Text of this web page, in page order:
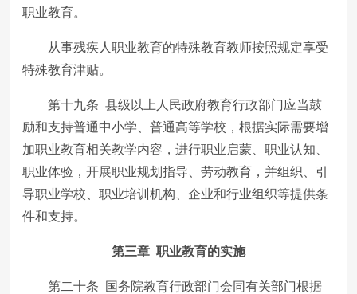
职业教育。
从事残疾人职业教育的特殊教育教师按照规定享受
特殊教育津贴。
第十九条 县级以上人民政府教育行政部门应当鼓
励和支持普通中小学、普通高等学校，根据实际需要增
加职业教育相关教学内容，进行职业启蒙、职业认知、
职业体验，开展职业规划指导、劳动教育，并组织、引
导职业学校、职业培训机构、企业和行业组织等提供条
件和支持。
第三章 职业教育的实施
第二十条 国务院教育行政部门会同有关部门根据